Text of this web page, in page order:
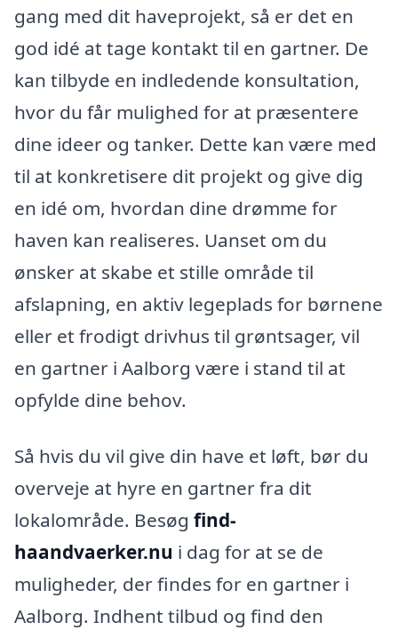
gang med dit haveprojekt, så er det en
god idé at tage kontakt til en gartner. De
kan tilbyde en indledende konsultation,
hvor du får mulighed for at præsentere
dine ideer og tanker. Dette kan være med
til at konkretisere dit projekt og give dig
en idé om, hvordan dine drømme for
haven kan realiseres. Uanset om du
ønsker at skabe et stille område til
afslapning, en aktiv legeplads for børnene
eller et frodigt drivhus til grøntsager, vil
en gartner i Aalborg være i stand til at
opfylde dine behov.
Så hvis du vil give din have et løft, bør du
overveje at hyre en gartner fra dit
lokalområde. Besøg find-
haandvaerker.nu i dag for at se de
muligheder, der findes for en gartner i
Aalborg. Indhent tilbud og find den